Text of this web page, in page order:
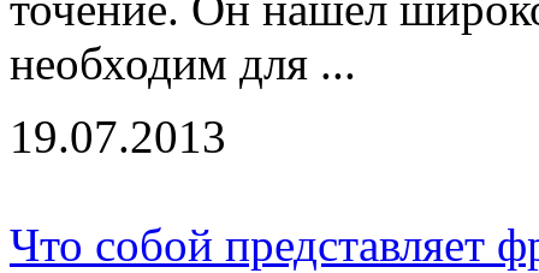
необходим для ...
19.07.2013
Что собой представляет